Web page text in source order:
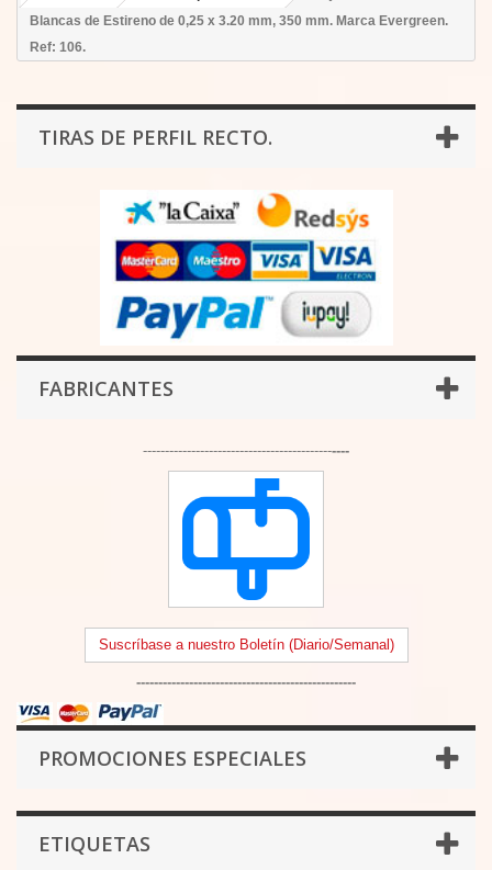
Blancas de Estireno de 0,25 x 3.20 mm, 350 mm. Marca Evergreen.
Ref: 106.
TIRAS DE PERFIL RECTO.
FABRICANTES
-----------------------------------------------
Suscríbase a nuestro Boletín (Diario/Semanal)
--------------------------------------------------
PROMOCIONES ESPECIALES
ETIQUETAS